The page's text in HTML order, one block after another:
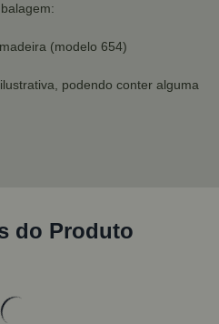
(modelo 654)
podendo conter alguma
do Produto